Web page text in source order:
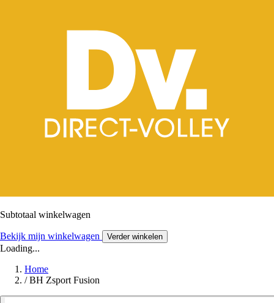
Subtotaal winkelwagen
Bekijk mijn winkelwagen Verder winkelen
Loading...
Home
/ BH Zsport Fusion